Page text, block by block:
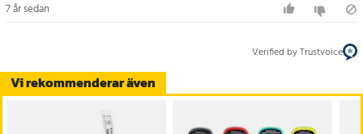
Vi rekommenderar även
7 år sedan
Verified by Trustvoice